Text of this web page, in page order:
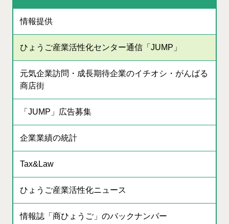
情報提供
ひょうご産業活性化センター通信「JUMP」
元気企業訪問・成長期待企業のイチオシ・がんばる
商店街
「JUMP」広告募集
企業業績の統計
Tax&Law
ひょうご産業活性化ニュース
情報誌「商ひょうご」のバックナンバー